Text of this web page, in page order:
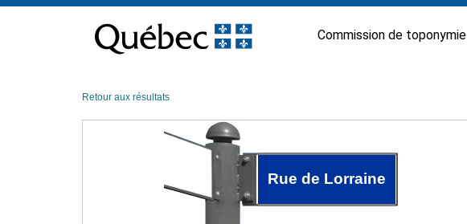
contenu
Commission de toponymie
Retour aux résultats
Rue de Lorraine